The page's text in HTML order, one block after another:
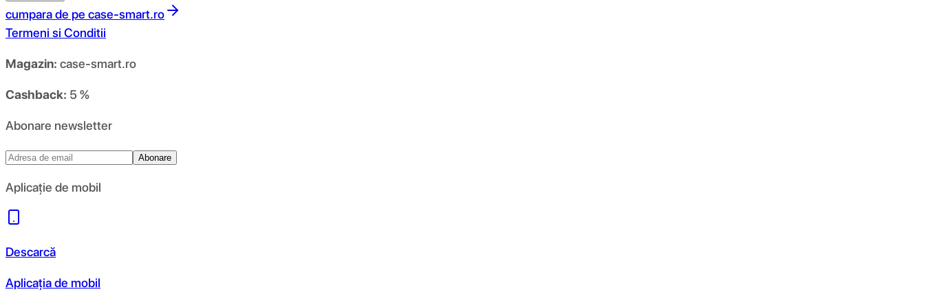
cumpara de pe case-smart.ro
Termeni si Conditii
Magazin: case-smart.ro
Cashback: 5 %
Abonare newsletter
Abonare
Aplicație de mobil
Descarcă
Aplicația de mobil